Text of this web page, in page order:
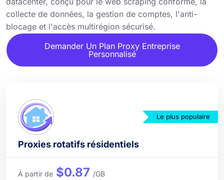
collecte de données, la gestion de comptes, l'anti-
blocage et l'accès multirégion sécurisé.
Demander Un Plan Proxy Entreprise
Personnalisé
Le plus populaire
Proxies rotatifs résidentiels
À partir de $0.87 /GB